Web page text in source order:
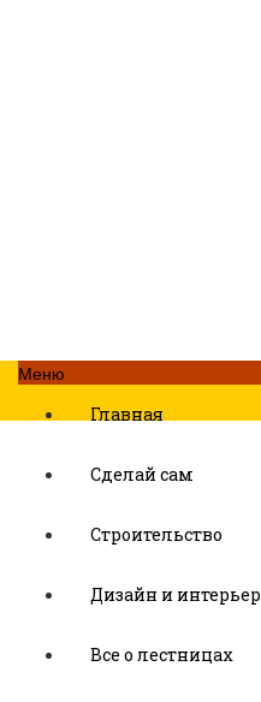
Меню
Главная
Сделай сам
Строительство
Дизайн и интерьер
Все о лестницах